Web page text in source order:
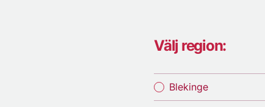
Välj region:
Blekinge